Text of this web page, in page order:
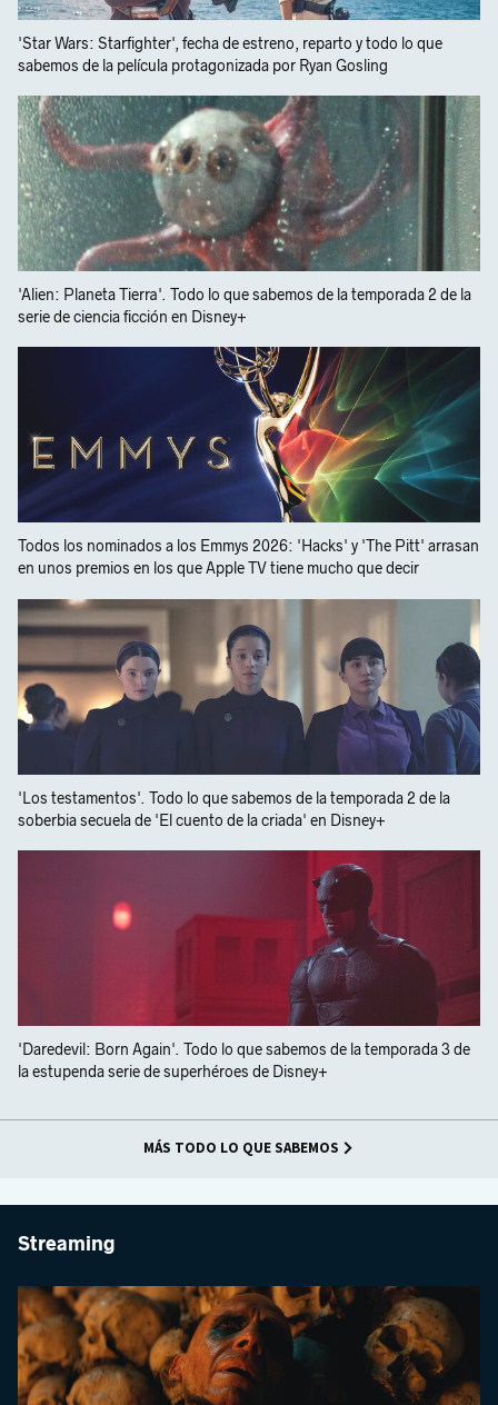
'Star Wars: Starfighter', fecha de estreno, reparto y todo lo que
sabemos de la película protagonizada por Ryan Gosling
'Alien: Planeta Tierra'. Todo lo que sabemos de la temporada 2 de la
serie de ciencia ficción en Disney+
Todos los nominados a los Emmys 2026: 'Hacks' y 'The Pitt' arrasan
en unos premios en los que Apple TV tiene mucho que decir
'Los testamentos'. Todo lo que sabemos de la temporada 2 de la
soberbia secuela de 'El cuento de la criada' en Disney+
'Daredevil: Born Again'. Todo lo que sabemos de la temporada 3 de
la estupenda serie de superhéroes de Disney+
MÁS TODO LO QUE SABEMOS
Streaming